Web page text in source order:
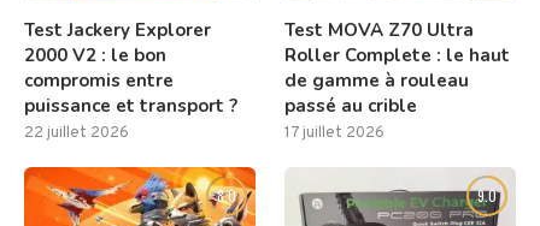
Test Jackery Explorer
2000 V2 : le bon
compromis entre
puissance et transport ?
22 juillet 2026
Test MOVA Z70 Ultra
Roller Complete : le haut
de gamme à rouleau
passé au crible
17 juillet 2026
8.0 9.0